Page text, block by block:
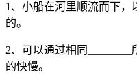
1、小船在河里顺流而下，
的。
2、可以通过相同
的快慢。